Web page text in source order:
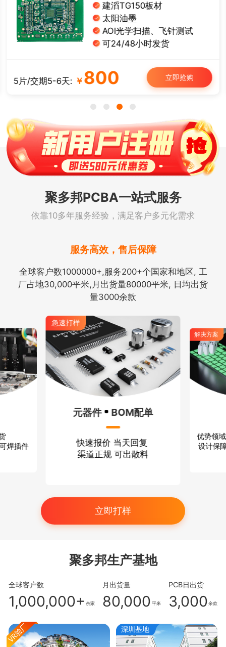
导热系数1W
有铅喷锡、白油黑字
板厚： 1.0/1.2/1.6 mm
可12/24小时发货
5片/交期3-4天:￥50 立即抢购
聚多邦PCBA一站式服务
依靠10多年服务经验，满足客户多元化需求
服务高效，售后保障
全球客户数1000000+,服务200+个国家和地区, 工
厂占地30,000平米,月出货量80000平米, 日均出货
量3000余款
当天回复
可出散料
解决方案
方案设计
优势领域：无线通信 消费电子
设计保障：严格保密 技术过硬
立即打样
聚多邦生产基地
全球客户数
1,000,000+ 余家
月出货量
80,000 平米
PCB日出货
3,000 余款
深圳基地